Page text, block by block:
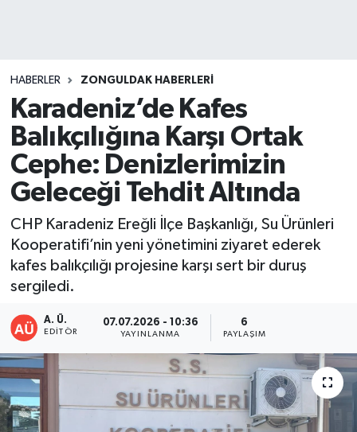
HABERLER ZONGULDAK HABERLERI
Karadeniz’de Kafes
Balıkçılığına Karşı Ortak
Cephe: Denizlerimizin
Geleceği Tehdit Altında
CHP Karadeniz Ereğli İlçe Başkanlığı, Su Ürünleri
Kooperatifi’nin yeni yönetimini ziyaret ederek
kafes balıkçılığı projesine karşı sert bir duruş
sergiledi.
A. Ü.
EDITÖR
07.07.2026 - 10:36
YAYINLANMA
6
PAYLAŞIM
EREĞLİ
GÖKÇEBEY
KARABÜK
KASTAMONU